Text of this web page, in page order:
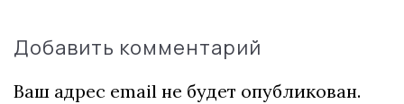
Добавить комментарий
Ваш адрес email не будет опубликован.